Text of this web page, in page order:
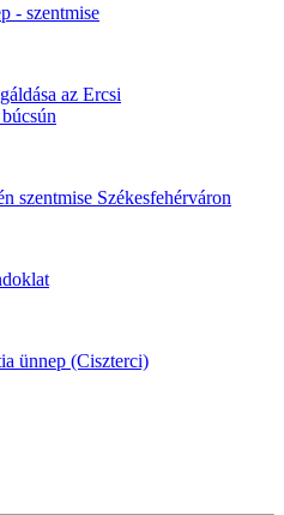
- szentmise
az Ercsi
szentmise Székesfehérváron
ünnep (Ciszterci)